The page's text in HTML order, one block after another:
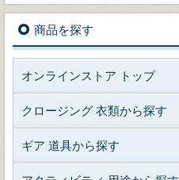
商品を探す
オンラインストア トップ
クロージング 衣類から探す
ギア 道具から探す